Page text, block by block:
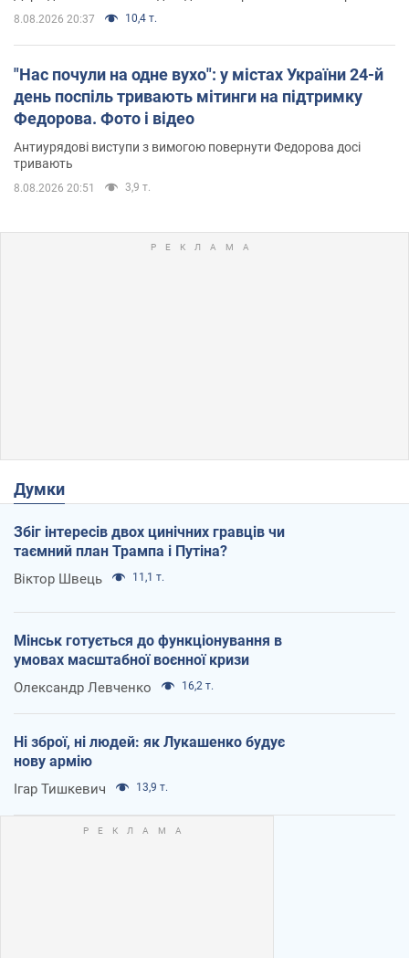
8.08.2026 20:37 10,4 т.
"Нас почули на одне вухо": у містах України 24-й
день поспіль тривають мітинги на підтримку
Федорова. Фото і відео
Антиурядові виступи з вимогою повернути Федорова досі
тривають
8.08.2026 20:51 3,9 т.
Думки
Збіг інтересів двох цинічних гравців чи
таємний план Трампа і Путіна?
Віктор Швець 11,1 т.
Мінськ готується до функціонування в
умовах масштабної воєнної кризи
Олександр Левченко 16,2 т.
Ні зброї, ні людей: як Лукашенко будує
нову армію
Ігар Тишкевич 13,9 т.